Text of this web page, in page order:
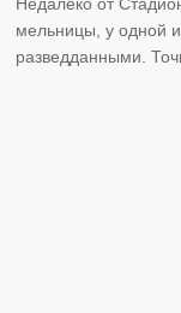
мельницы, у одной
разведданными.